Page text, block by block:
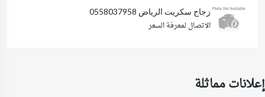
زجاج سكريت الرياض 0558037958
الاتصال لمعرفة السعر
إعلانات مماثلة